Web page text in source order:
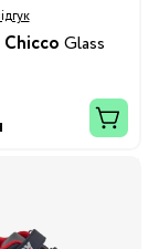
Chicco Glass